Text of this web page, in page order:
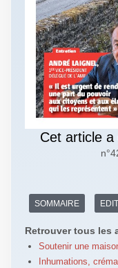
Cet article a
SOMMAIRE
Retrouver tous les
Soutenir une
Inhumations,